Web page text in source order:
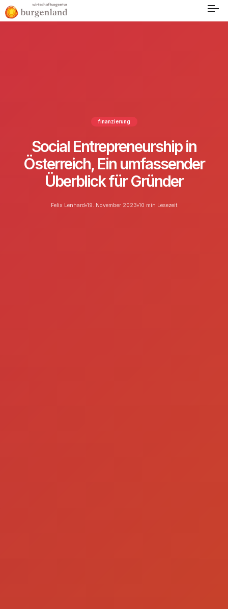
finanzierung
Social Entrepreneurship in
Österreich, Ein umfassender
Überblick für Gründer
Felix Lenhard 19. November 2023 10 min Lesezeit